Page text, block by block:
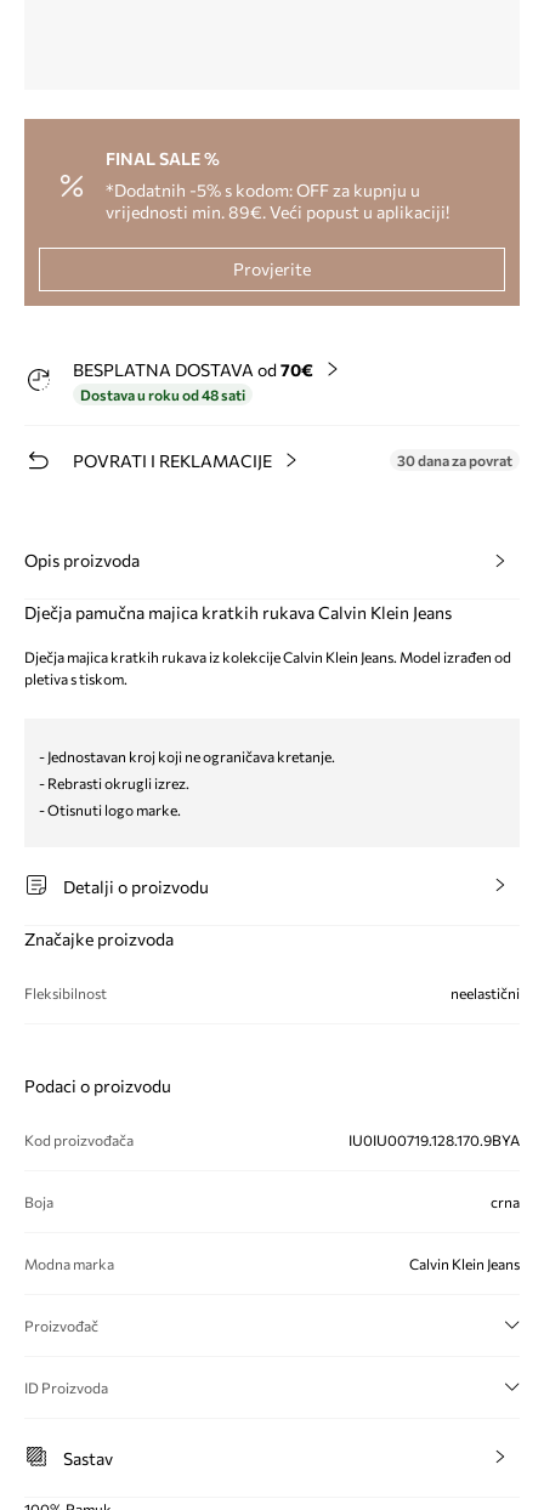
FINAL SALE %
*Dodatnih -5% s kodom: OFF za kupnju u
vrijednosti min. 89€. Veći popust u aplikaciji!
Provjerite
BESPLATNA DOSTAVA od 70€
Dostava u roku od 48 sati
POVRATI I REKLAMACIJE 30 dana za povrat
Opis proizvoda
Dječja pamučna majica kratkih rukava Calvin Klein Jeans
Dječja majica kratkih rukava iz kolekcije Calvin Klein Jeans. Model izrađen od
pletiva s tiskom.
- Jednostavan kroj koji ne ograničava kretanje.
- Rebrasti okrugli izrez.
- Otisnuti logo marke.
Detalji o proizvodu
Značajke proizvoda
Fleksibilnost neelastični
Podaci o proizvodu
Kod proizvođača IU0IU00719.128.170.9BYA
Boja crna
Modna marka Calvin Klein Jeans
Proizvođač
ID Proizvoda
Sastav